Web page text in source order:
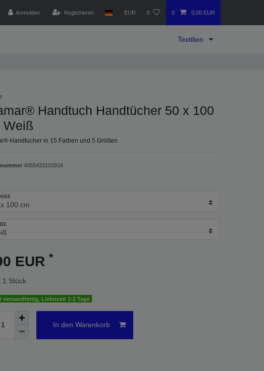
Anmelden Registrieren EUR 0 0 0,00 EUR
Textilien
Handtuch Handtücher 50 x 100
Weiß
Handtücher in 15 Farben und 5 Größen
4055433103916
EUR *
1 Stück
versandfertig, Lieferzeit 1-2 Tage
In den Warenkorb